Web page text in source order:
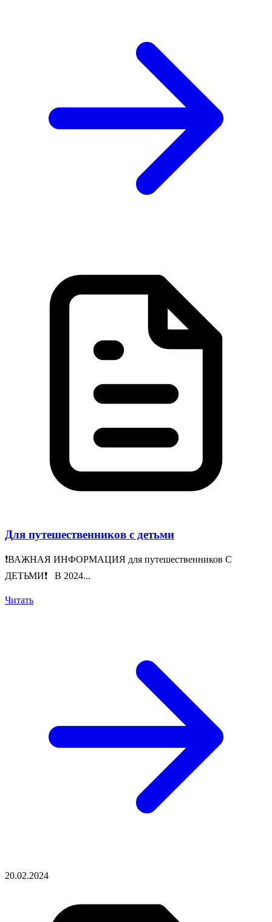
Для путешественников с детьми
❗️ВАЖНАЯ ИНФОРМАЦИЯ для путешественников С
ДЕТЬМИ❗️ В 2024...
Читать
20.02.2024